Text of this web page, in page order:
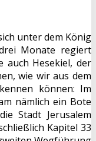
unter dem König
Monate regiert
auch Hesekiel, der
wie wir aus dem
können: Im
nämlich ein Bote
Stadt Jerusalem
Kapitel 33